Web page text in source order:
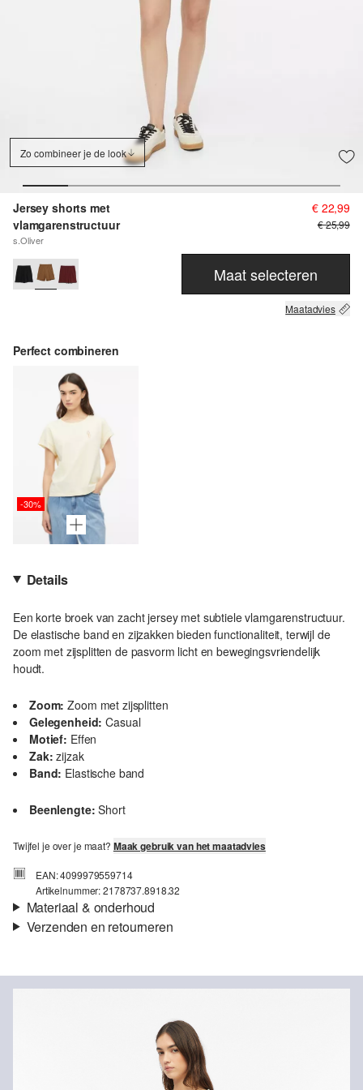
Zo combineer je de look
Jersey shorts met
vlamgarenstructuur
s.Oliver
€ 22,99
€ 25,99
Maat selecteren
Maatadvies
Perfect combineren
-30%
Details
Een korte broek van zacht jersey met subtiele vlamgarenstructuur.
De elastische band en zijzakken bieden functionaliteit, terwijl de
zoom met zijsplitten de pasvorm licht en bewegingsvriendelijk
houdt.
Zoom: Zoom met zijsplitten
Gelegenheid: Casual
Motief: Effen
Zak: zijzak
Band: Elastische band
Beenlengte: Short
Twijfel je over je maat? Maak gebruik van het maatadvies
EAN: 4099979559714
Artikelnummer: 2178737.8918.32
Materiaal & onderhoud
Materiaal: Katoen
Verzenden en retourneren
Je bestelling wordt binnen 3-5 werkdagen verzonden door bpost.
Je kunt je artikelen binnen 14 dagen gratis aan ons retourneren.